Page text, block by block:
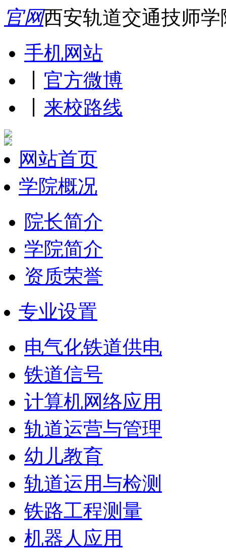
官网西安轨道交通技师
手机网站
官方微博
来校路线
网站首页
学院概况
院长简介
学院简介
资质荣誉
专业设置
电气化铁道供电
铁道信号
计算机网络应用
轨道运营与管理
幼儿教育
轨道运用与检测
铁路工程测量
机器人应用